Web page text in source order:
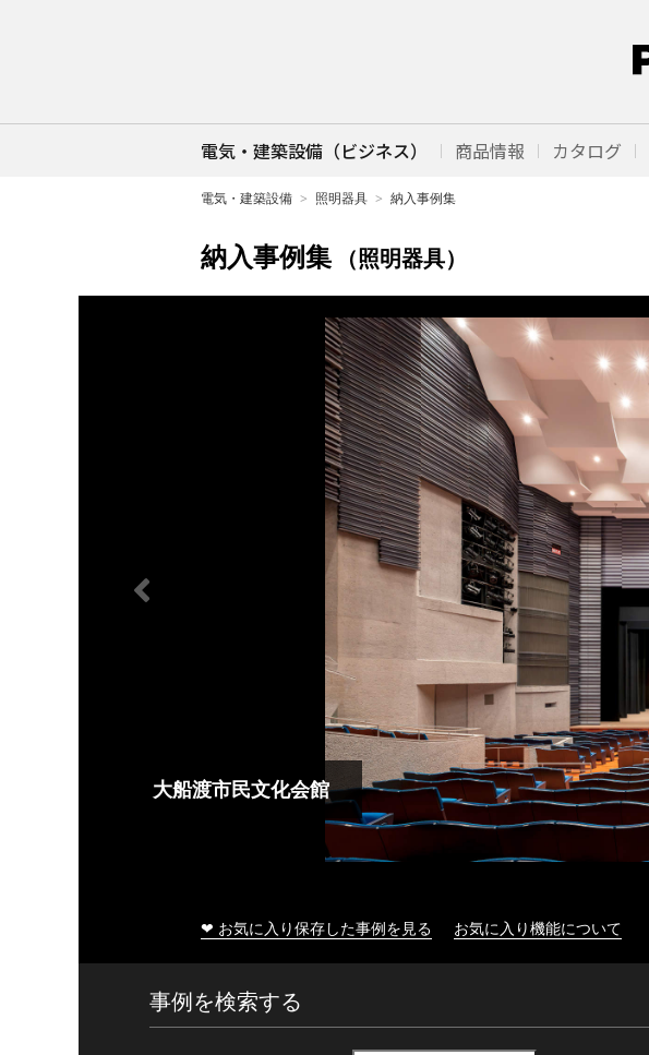
電気・建築設備（ビジネス） 商品情報 カタログ
電気・建築設備 照明器具 納入事例集
納入事例集 （照明器具）
大船渡市民文化会館
❤ お気に入り保存した事例を見る お気に入り機能について
事例を検索する